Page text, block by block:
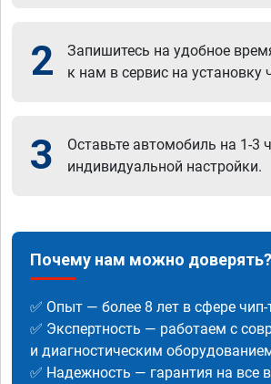
2
Запишитесь на удобное
к нам в сервис на установку
3
Оставьте автомобиль на 1-3
индивидуальной настройки.
Почему нам можно доверять?
✅ Опыт — более 8 лет в сфере
✅ Экспертность — работаем с
и диагностическим
✅ Надежность — гарантия на все